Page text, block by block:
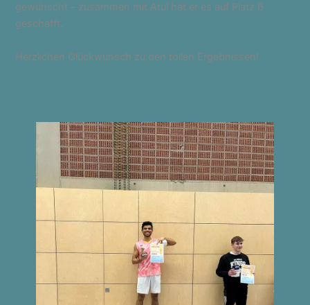
gewünscht – zusammen mit Atul hat er es auf Platz 6
geschafft.
Herzlichen Glückwunsch zu den tollen Ergebnissen!